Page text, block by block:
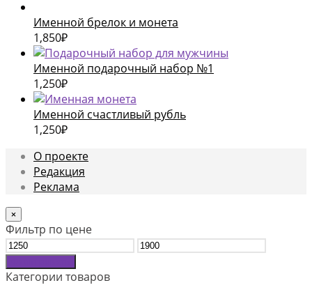
Именной брелок и монета
1,850₽
Именной подарочный набор №1
1,250₽
Именной счастливый рубль
1,250₽
О проекте
Редакция
Реклама
×
Фильтр по цене
Категории товаров